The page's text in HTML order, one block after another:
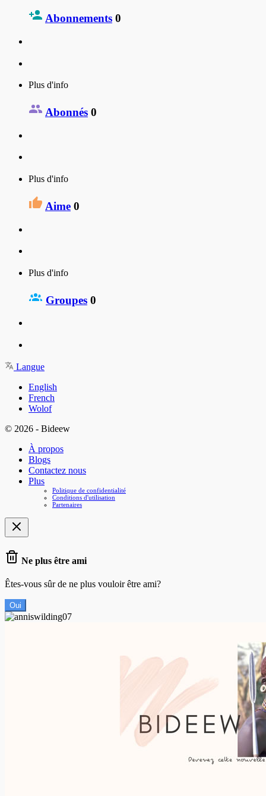
Abonnements 0
Plus d'info
Abonnés 0
Plus d'info
Aime 0
Plus d'info
Groupes 0
Langue
English
French
Wolof
© 2026 - Bideew
À propos
Blogs
Contactez nous
Plus
Politique de confidentialité
Conditions d'utilisation
Partenaires
Ne plus être ami
Êtes-vous sûr de ne plus vouloir être ami?
Oui